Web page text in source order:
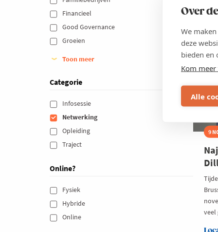
Over
We
deze
bieden en
Kom
Alle
Financieel
Good Governance
Groeien
Toon meer
Categorie
Infosessie
Netwerking
Opleiding
Traject
Online?
Fysiek
Hybride
Online
9
veel